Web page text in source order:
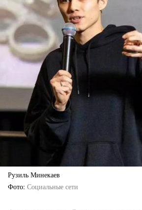
Рузиль Минекаев
Фото Социальные сети